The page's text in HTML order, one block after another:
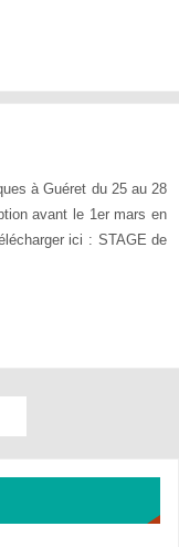
à Guéret du 25 au 28
avant le 1er mars en
ici : STAGE de